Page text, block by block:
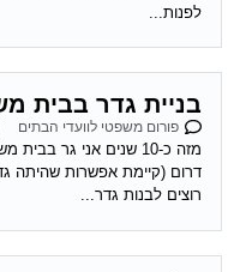
לפנות...
בניית גדר בבית
פורום משפטי לוועדי הבתים
דרום (קיימת אפשרות שהיתה
רוצים לבנות גדר...